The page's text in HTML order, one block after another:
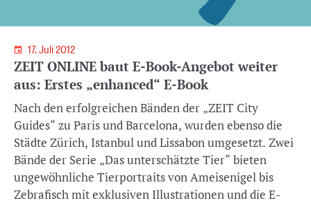
17. Juli 2012
ZEIT ONLINE baut E-Book-Angebot weiter
aus: Erstes „enhanced“ E-Book
Nach den erfolgreichen Bänden der „ZEIT City
Guides“ zu Paris und Barcelona, wurden ebenso die
Städte Zürich, Istanbul und Lissabon umgesetzt. Zwei
Bände der Serie „Das unterschätzte Tier“ bieten
ungewöhnliche Tierportraits von Ameisenigel bis
Zebrafisch mit exklusiven Illustrationen und die E-